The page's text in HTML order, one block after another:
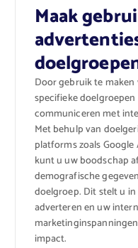
Maak
Door gebruik te
specifieke
communiceren met
Met behulp van
platforms zoals
kunt u uw boodschap
demografische
doelgroep. Dit stelt u
adverteren en uw
impact.